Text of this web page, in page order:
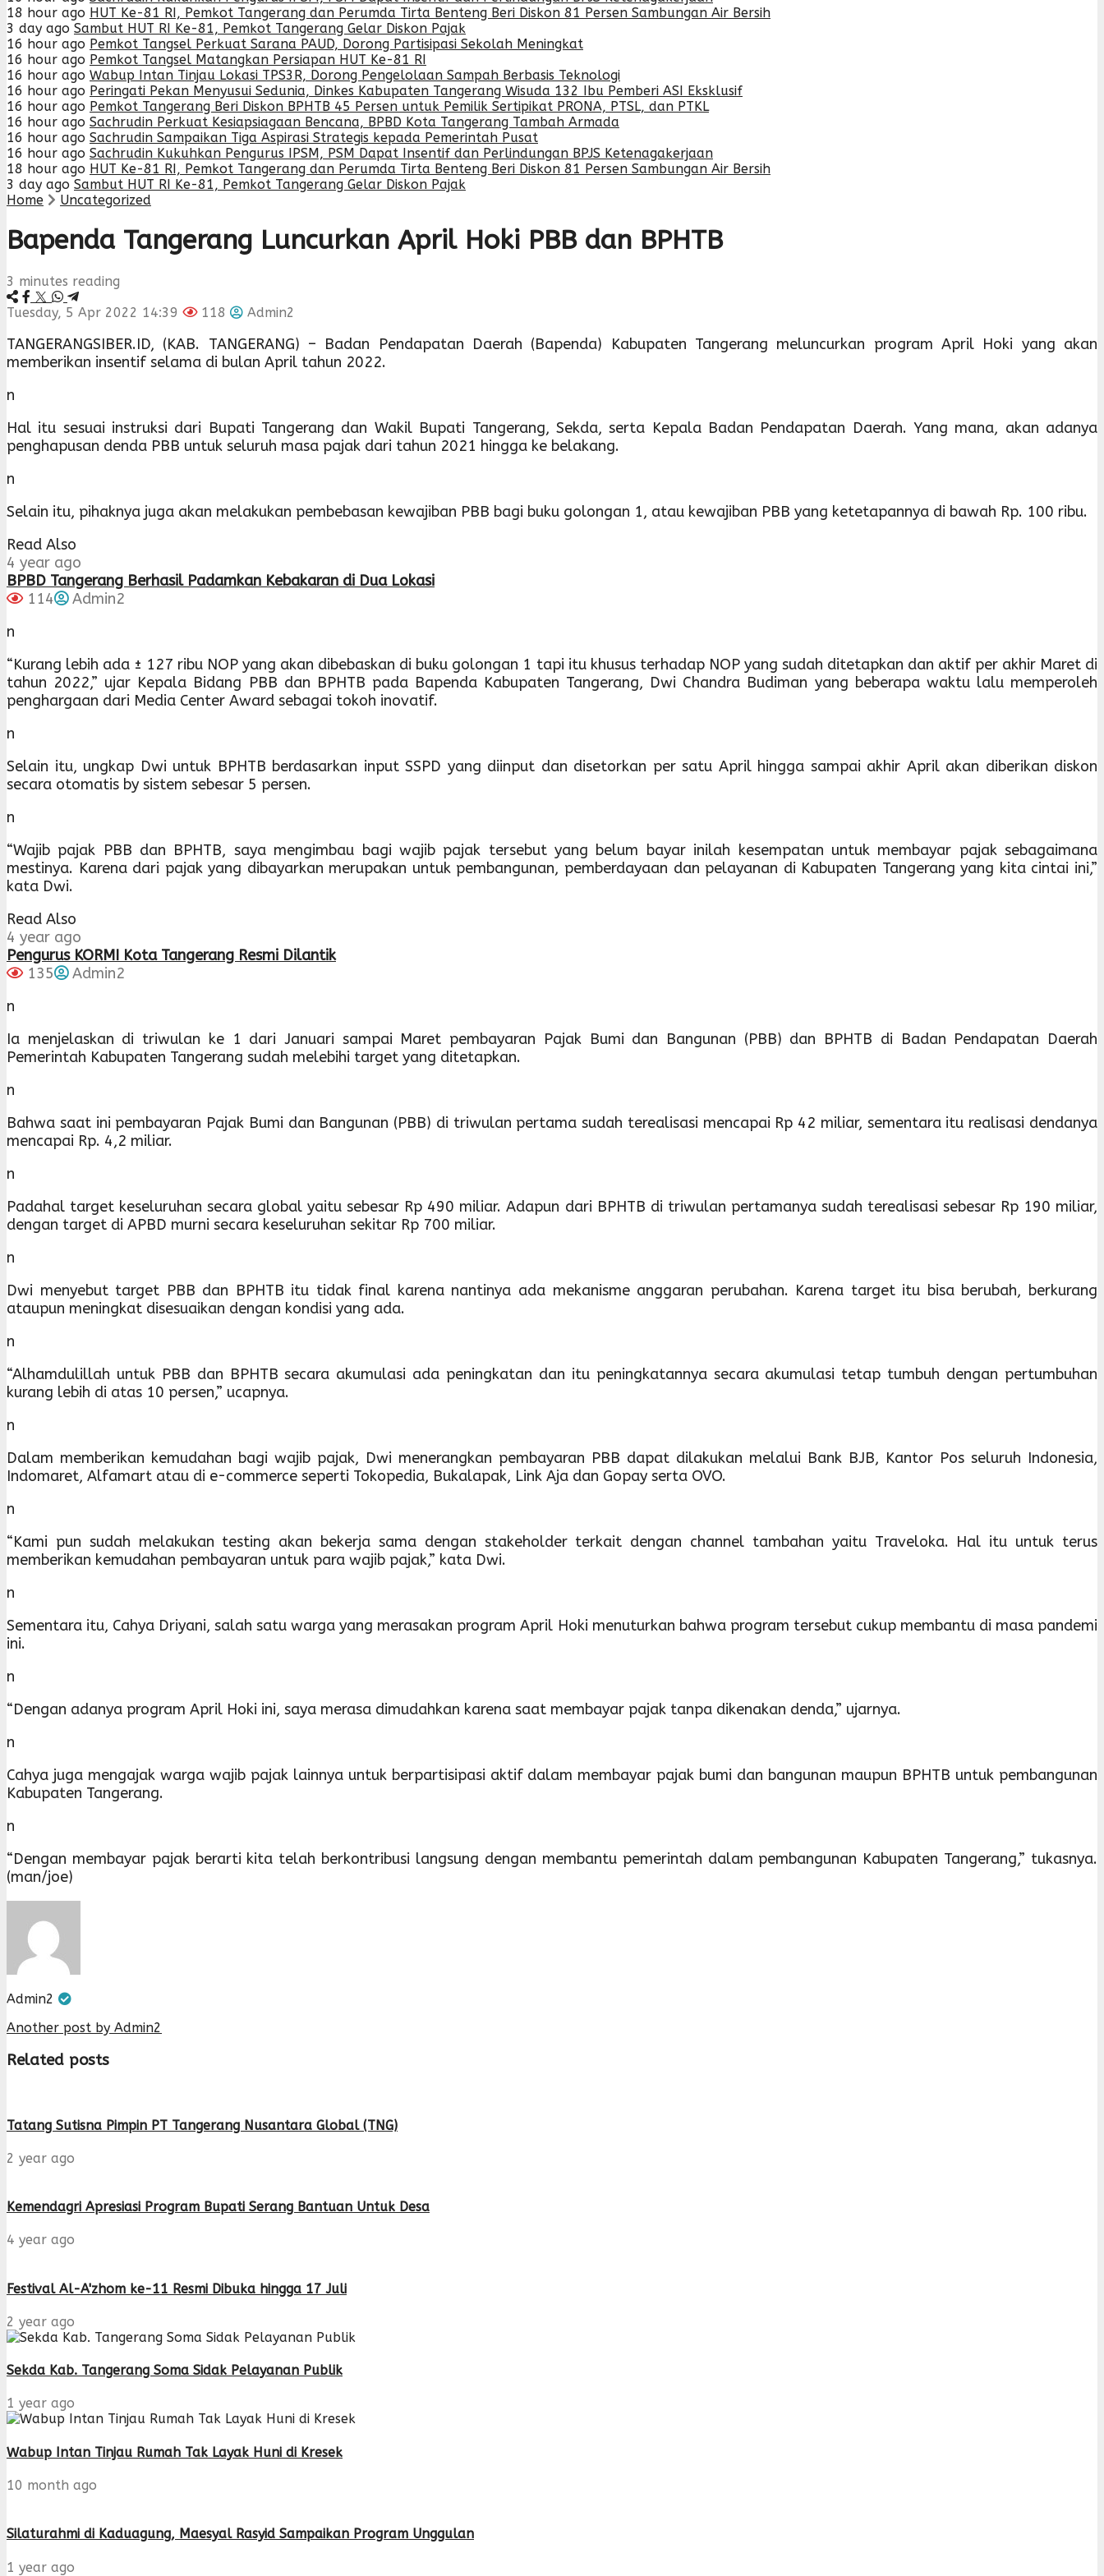
18 hour ago HUT Ke-81 RI, Pemkot Tangerang dan Perumda Tirta Benteng Beri Diskon 81 Persen Sambungan Air Bersih
3 day ago Sambut HUT RI Ke-81, Pemkot Tangerang Gelar Diskon Pajak
16 hour ago Pemkot Tangsel Perkuat Sarana PAUD, Dorong Partisipasi Sekolah Meningkat
16 hour ago Pemkot Tangsel Matangkan Persiapan HUT Ke-81 RI
16 hour ago Wabup Intan Tinjau Lokasi TPS3R, Dorong Pengelolaan Sampah Berbasis Teknologi
16 hour ago Peringati Pekan Menyusui Sedunia, Dinkes Kabupaten Tangerang Wisuda 132 Ibu Pemberi ASI Eksklusif
16 hour ago Pemkot Tangerang Beri Diskon BPHTB 45 Persen untuk Pemilik Sertipikat PRONA, PTSL, dan PTKL
16 hour ago Sachrudin Perkuat Kesiapsiagaan Bencana, BPBD Kota Tangerang Tambah Armada
16 hour ago Sachrudin Sampaikan Tiga Aspirasi Strategis kepada Pemerintah Pusat
16 hour ago Sachrudin Kukuhkan Pengurus IPSM, PSM Dapat Insentif dan Perlindungan BPJS Ketenagakerjaan
18 hour ago HUT Ke-81 RI, Pemkot Tangerang dan Perumda Tirta Benteng Beri Diskon 81 Persen Sambungan Air Bersih
3 day ago Sambut HUT RI Ke-81, Pemkot Tangerang Gelar Diskon Pajak
Home
Uncategorized
Bapenda Tangerang Luncurkan April Hoki PBB dan BPHTB
3 minutes reading
Tuesday, 5 Apr 2022 14:39
118 Admin2
TANGERANGSIBER.ID, (KAB. TANGERANG) – Badan Pendapatan Daerah (Bapenda) Kabupaten Tangerang meluncurkan program April Hoki yang akan
memberikan insentif selama di bulan April tahun 2022.
n
Hal itu sesuai instruksi dari Bupati Tangerang dan Wakil Bupati Tangerang, Sekda, serta Kepala Badan Pendapatan Daerah. Yang mana, akan adanya
penghapusan denda PBB untuk seluruh masa pajak dari tahun 2021 hingga ke belakang.
n
Selain itu, pihaknya juga akan melakukan pembebasan kewajiban PBB bagi buku golongan 1, atau kewajiban PBB yang ketetapannya di bawah Rp. 100 ribu.
Read Also
4 year ago
BPBD Tangerang Berhasil Padamkan Kebakaran di Dua Lokasi
114
Admin2
n
“Kurang lebih ada ± 127 ribu NOP yang akan dibebaskan di buku golongan 1 tapi itu khusus terhadap NOP yang sudah ditetapkan dan aktif per akhir Maret di
tahun 2022,” ujar Kepala Bidang PBB dan BPHTB pada Bapenda Kabupaten Tangerang, Dwi Chandra Budiman yang beberapa waktu lalu memperoleh
penghargaan dari Media Center Award sebagai tokoh inovatif.
n
Selain itu, ungkap Dwi untuk BPHTB berdasarkan input SSPD yang diinput dan disetorkan per satu April hingga sampai akhir April akan diberikan diskon
secara otomatis by sistem sebesar 5 persen.
n
“Wajib pajak PBB dan BPHTB, saya mengimbau bagi wajib pajak tersebut yang belum bayar inilah kesempatan untuk membayar pajak sebagaimana
mestinya. Karena dari pajak yang dibayarkan merupakan untuk pembangunan, pemberdayaan dan pelayanan di Kabupaten Tangerang yang kita cintai ini,”
kata Dwi.
Read Also
4 year ago
Pengurus KORMI Kota Tangerang Resmi Dilantik
135
Admin2
n
Ia menjelaskan di triwulan ke 1 dari Januari sampai Maret pembayaran Pajak Bumi dan Bangunan (PBB) dan BPHTB di Badan Pendapatan Daerah
Pemerintah Kabupaten Tangerang sudah melebihi target yang ditetapkan.
n
Bahwa saat ini pembayaran Pajak Bumi dan Bangunan (PBB) di triwulan pertama sudah terealisasi mencapai Rp 42 miliar, sementara itu realisasi dendanya
mencapai Rp. 4,2 miliar.
n
Padahal target keseluruhan secara global yaitu sebesar Rp 490 miliar. Adapun dari BPHTB di triwulan pertamanya sudah terealisasi sebesar Rp 190 miliar,
dengan target di APBD murni secara keseluruhan sekitar Rp 700 miliar.
n
Dwi menyebut target PBB dan BPHTB itu tidak final karena nantinya ada mekanisme anggaran perubahan. Karena target itu bisa berubah, berkurang
ataupun meningkat disesuaikan dengan kondisi yang ada.
n
“Alhamdulillah untuk PBB dan BPHTB secara akumulasi ada peningkatan dan itu peningkatannya secara akumulasi tetap tumbuh dengan pertumbuhan
kurang lebih di atas 10 persen,” ucapnya.
n
Dalam memberikan kemudahan bagi wajib pajak, Dwi menerangkan pembayaran PBB dapat dilakukan melalui Bank BJB, Kantor Pos seluruh Indonesia,
Indomaret, Alfamart atau di e-commerce seperti Tokopedia, Bukalapak, Link Aja dan Gopay serta OVO.
n
“Kami pun sudah melakukan testing akan bekerja sama dengan stakeholder terkait dengan channel tambahan yaitu Traveloka. Hal itu untuk terus
memberikan kemudahan pembayaran untuk para wajib pajak,” kata Dwi.
n
Sementara itu, Cahya Driyani, salah satu warga yang merasakan program April Hoki menuturkan bahwa program tersebut cukup membantu di masa pandemi
ini.
n
“Dengan adanya program April Hoki ini, saya merasa dimudahkan karena saat membayar pajak tanpa dikenakan denda,” ujarnya.
n
Cahya juga mengajak warga wajib pajak lainnya untuk berpartisipasi aktif dalam membayar pajak bumi dan bangunan maupun BPHTB untuk pembangunan
Kabupaten Tangerang.
n
“Dengan membayar pajak berarti kita telah berkontribusi langsung dengan membantu pemerintah dalam pembangunan Kabupaten Tangerang,” tukasnya.
(man/joe)
Admin2
Another post by Admin2
Related posts
Tatang Sutisna Pimpin PT Tangerang Nusantara Global (TNG)
2 year ago
Kemendagri Apresiasi Program Bupati Serang Bantuan Untuk Desa
4 year ago
Festival Al-A'zhom ke-11 Resmi Dibuka hingga 17 Juli
2 year ago
Sekda Kab. Tangerang Soma Sidak Pelayanan Publik
1 year ago
Wabup Intan Tinjau Rumah Tak Layak Huni di Kresek
10 month ago
Silaturahmi di Kaduagung, Maesyal Rasyid Sampaikan Program Unggulan
1 year ago